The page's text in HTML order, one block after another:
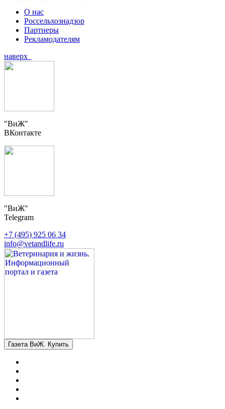
О нас
Россельхознадзор
Партнеры
Рекламодателям
наверх
"ВиЖ"
ВКонтакте
"ВиЖ"
Telegram
+7 (495) 925 06 34
info@vetandlife.ru
Газета ВиЖ. Купить